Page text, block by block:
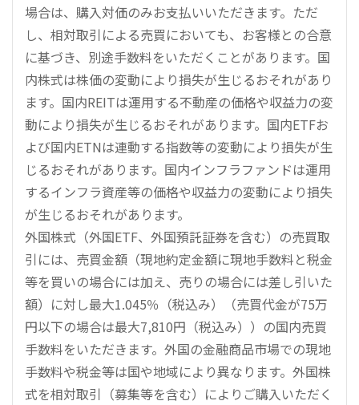
場合は、購入対価のみお支払いいただきます。ただ
し、相対取引による売買においても、お客様との合意
に基づき、別途手数料をいただくことがあります。国
内株式は株価の変動により損失が生じるおそれがあり
ます。国内REITは運用する不動産の価格や収益力の変
動により損失が生じるおそれがあります。国内ETFお
よび国内ETNは連動する指数等の変動により損失が生
じるおそれがあります。国内インフラファンドは運用
するインフラ資産等の価格や収益力の変動により損失
が生じるおそれがあります。
外国株式（外国ETF、外国預託証券を含む）の売買取
引には、売買金額（現地約定金額に現地手数料と税金
等を買いの場合には加え、売りの場合には差し引いた
額）に対し最大1.045％（税込み）（売買代金が75万
円以下の場合は最大7,810円（税込み））の国内売買
手数料をいただきます。外国の金融商品市場での現地
手数料や税金等は国や地域により異なります。外国株
式を相対取引（募集等を含む）によりご購入いただく